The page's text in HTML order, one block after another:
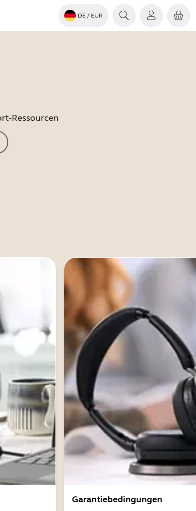
DE / EUR
Ressourcen
Garantiebedingungen